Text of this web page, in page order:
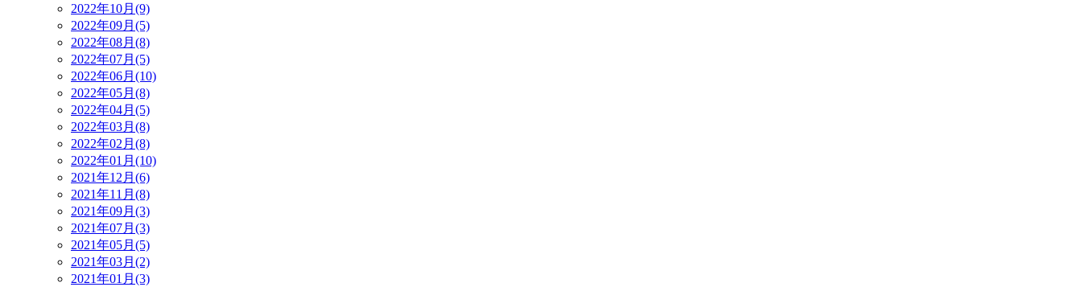
2022年10月(9)
2022年09月(5)
2022年08月(8)
2022年07月(5)
2022年06月(10)
2022年05月(8)
2022年04月(5)
2022年03月(8)
2022年02月(8)
2022年01月(10)
2021年12月(6)
2021年11月(8)
2021年09月(3)
2021年07月(3)
2021年05月(5)
2021年03月(2)
2021年01月(3)